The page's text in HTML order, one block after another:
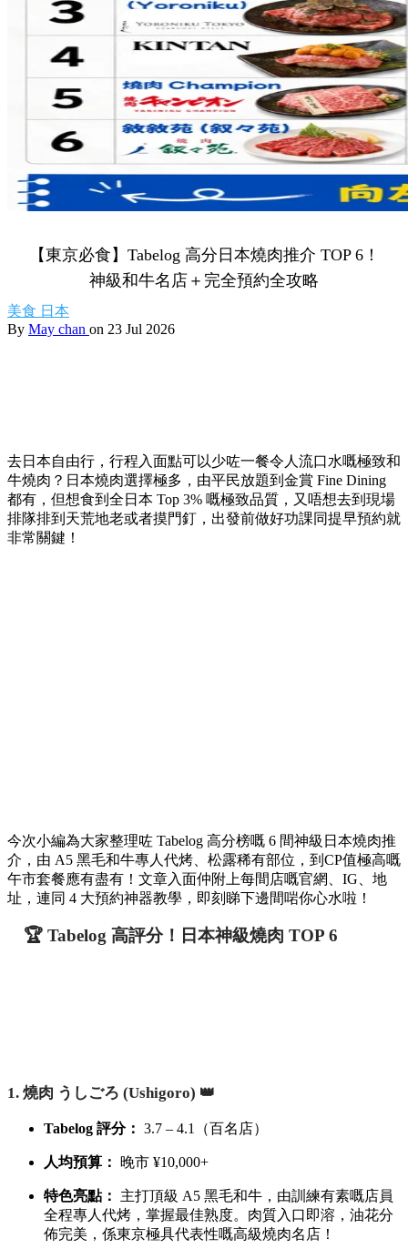
【東京必食】Tabelog 高分日本燒肉推介 TOP 6！
神級和牛名店＋完全預約全攻略
美食 日本
By May chan on 23 Jul 2026
去日本自由行，行程入面點可以少咗一餐令人流口水嘅極致和
牛燒肉？日本燒肉選擇極多，由平民放題到金賞 Fine Dining
都有，但想食到全日本 Top 3% 嘅極致品質，又唔想去到現場
排隊排到天荒地老或者摸門釘，出發前做好功課同提早預約就
非常關鍵！
今次小編為大家整理咗 Tabelog 高分榜嘅 6 間神級日本燒肉推
介，由 A5 黑毛和牛專人代烤、松露稀有部位，到CP值極高嘅
午市套餐應有盡有！文章入面仲附上每間店嘅官網、IG、地
址，連同 4 大預約神器教學，即刻睇下邊間啱你心水啦！
🏆 Tabelog 高評分！日本神級燒肉 TOP 6
1. 燒肉 うしごろ (Ushigoro) 👑
Tabelog 評分： 3.7 – 4.1（百名店）
人均預算： 晚市 ¥10,000+
特色亮點：
主打頂級 A5 黑毛和牛，由訓練有素嘅店員
全程專人代烤，掌握最佳熟度。肉質入口即溶，油花分
佈完美，係東京極具代表性嘅高級燒肉名店！